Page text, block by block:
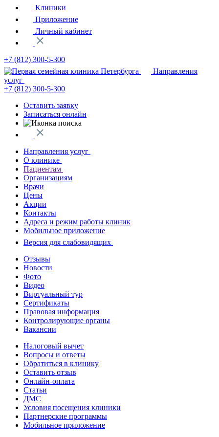
Клиники
Приложение
Личный кабинет
+7 (812) 300-5-300
Направления
услуг
+7 (812) 300-5-300
Оставить заявку
Записаться онлайн
Направления услуг
О клинике
Пациентам
Организациям
Врачи
Цены
Акции
Контакты
Адреса и режим работы клиник
Мобильное приложение
Версия для слабовидящих
Отзывы
Новости
Фото
Видео
Виртуальный тур
Сертификаты
Правовая информация
Контролирующие органы
Вакансии
Налоговый вычет
Вопросы и ответы
Обратиться в клинику
Оставить отзыв
Онлайн-оплата
Статьи
ДМС
Условия посещения клиники
Партнерские программы
Мобильное приложение